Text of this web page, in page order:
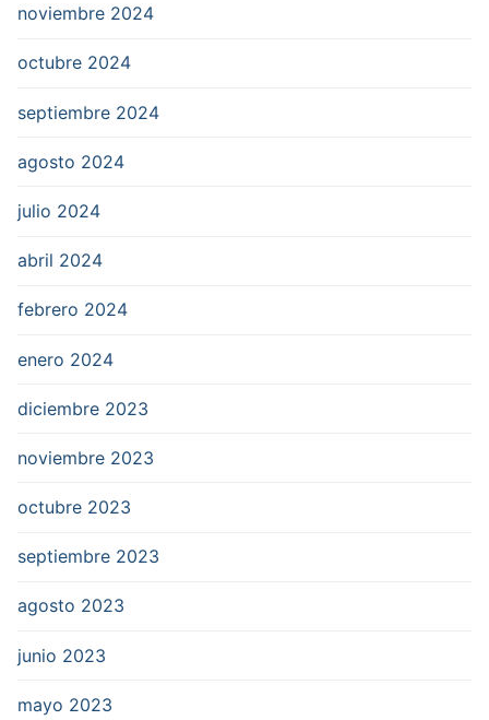
noviembre 2024
octubre 2024
septiembre 2024
agosto 2024
julio 2024
abril 2024
febrero 2024
enero 2024
diciembre 2023
noviembre 2023
octubre 2023
septiembre 2023
agosto 2023
junio 2023
mayo 2023